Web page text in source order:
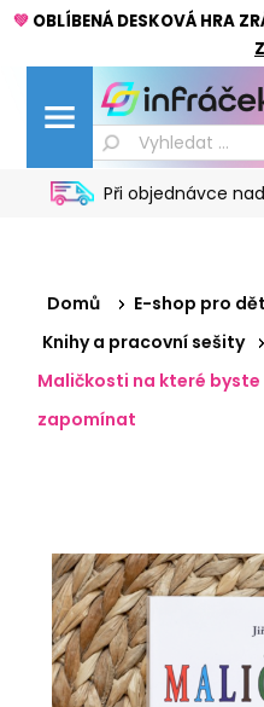
💚 OBLÍBENÁ DESKOVÁ HRA
Při objednávce
Domů E-shop pro
Knihy a pracovní sešity
Maličkosti na které
zapomínat